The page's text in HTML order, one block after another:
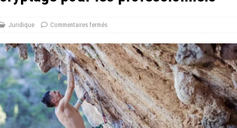
Juridique Commentaires fermés